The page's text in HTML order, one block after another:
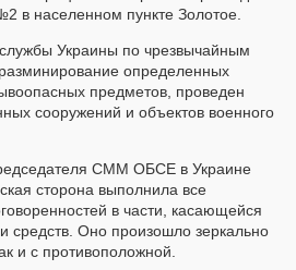
в населенном пункте Золотое.
Украины по чрезвычайным
определенных
предметов, проведен
сооружений и объектов военного
СММ ОБСЕ в Украине
сторона выполнила все
в части, касающейся
средств. Оно произошло зеркально
и с противоположной.